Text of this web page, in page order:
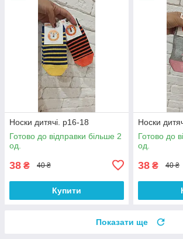
Носки дитячі. р16-18
Готово до відправки більше 2
од.
38 ₴ 40 ₴
Купити
Носки
Готово до
од.
38 ₴ 40 ₴
Показати ще